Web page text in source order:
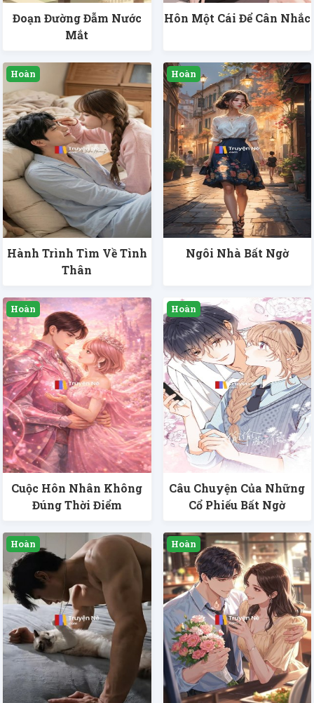
Đoạn Đường Đẫm Nước
Mắt
Hôn Một Cái Để Cân Nhắc
Hành Trình Tìm Về Tình
Thân
Ngôi Nhà Bất Ngờ
Cuộc Hôn Nhân Không
Đúng Thời Điểm
Câu Chuyện Của Những
Cổ Phiếu Bất Ngờ